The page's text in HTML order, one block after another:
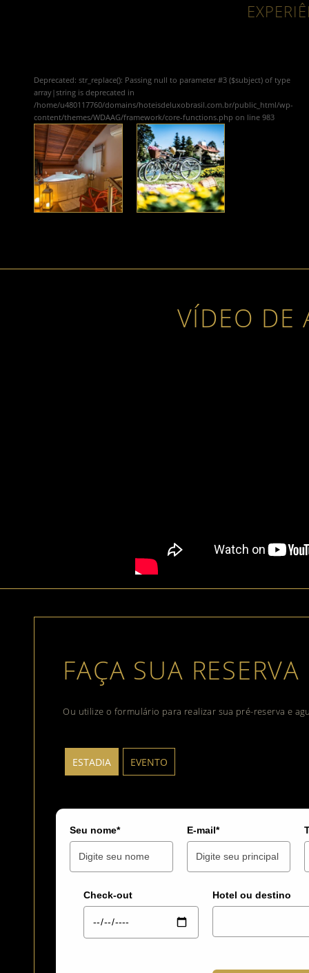
Deprecated: str_replace(): Passing null to parameter #3 ($subject) of type
array|string is deprecated in
/home/u480117760/domains/hoteisdeluxobrasil.com.br/public_html/wp-
content/themes/WDAAG/framework/core-functions.php on line 983
VÍDEO DE
FAÇA SUA
Ou utilize o formulário para realizar sua pré-reserva e
ESTADIA EVENTO
Seu nome* E-mail*
Check-out Hotel ou destino